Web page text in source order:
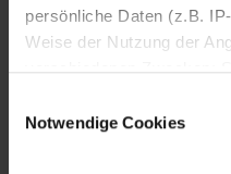
persönliche Daten (z.B.
Weise der Nutzung der
verschiedenen Zwecken:
nutzen, indem sie
anonymisiert für
Notwendige Cookies
28 Premium-
gleichmäßige